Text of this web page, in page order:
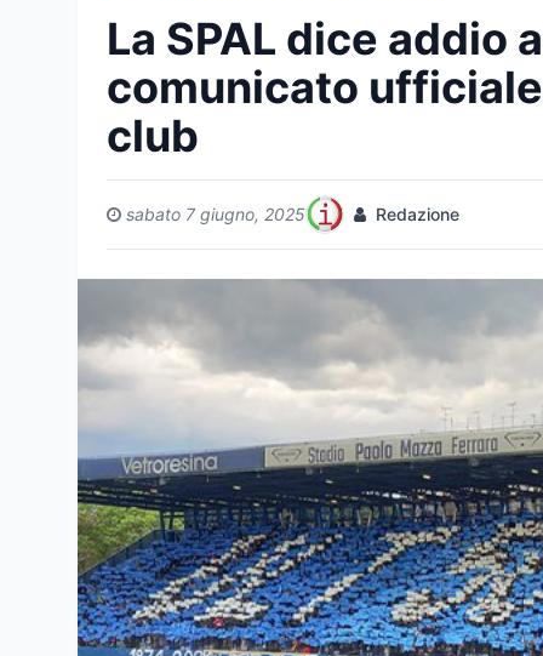
La SPAL dice addio
comunicato
club
sabato 7 giugno, 2025 Redazione